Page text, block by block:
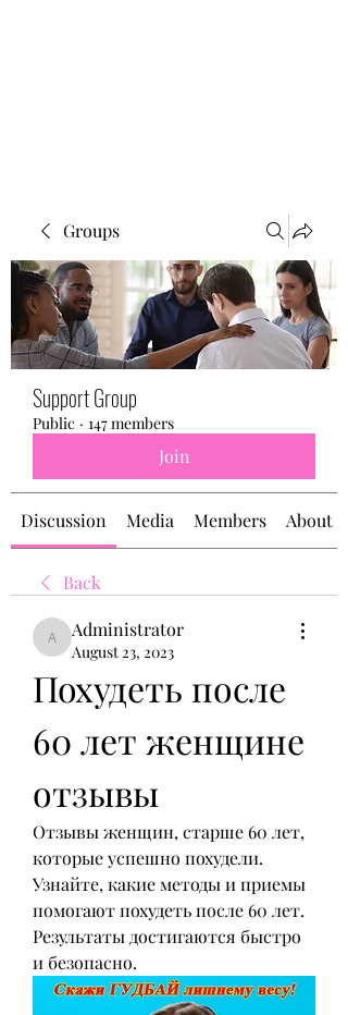
Groups
Support Group
Public · 147 members
Join
Discussion Media Members About
Back
Administrator
Administrator
August 23, 2023
Похудеть после
60 лет женщине
отзывы
Отзывы женщин, старше 60 лет,
которые успешно похудели.
Узнайте, какие методы и приемы
помогают похудеть после 60 лет.
Результаты достигаются быстро
и безопасно.